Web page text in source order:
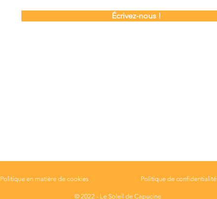
Écrivez-nous !
Politique en matière de cookies Politique de confidentialité
© 2022 - Le Soleil de Capucine